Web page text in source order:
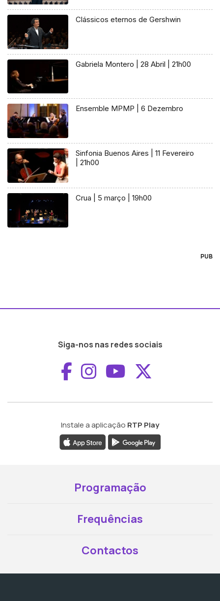
Clássicos eternos de Gershwin
Gabriela Montero | 28 Abril | 21h00
Ensemble MPMP | 6 Dezembro
Sinfonia Buenos Aires | 11 Fevereiro
| 21h00
Crua | 5 março | 19h00
PUB
Siga-nos nas redes sociais
Aceder ao
Aceder ao
Aceder ao
Instale a aplicação RTP Play
Programação
Frequências
Contactos